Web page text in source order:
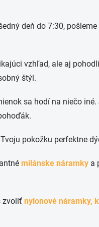
deň do 7:30,
vzhľad, ale aj
štýl.
sa hodí na niečo
pokožku perfektne
milánske náramky a
zvoliť nylonové náramky,